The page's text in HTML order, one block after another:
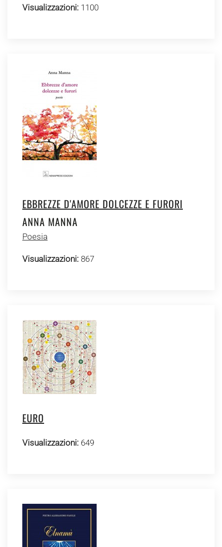
Visualizzazioni: 1100
EBBREZZE D'AMORE DOLCEZZE E FURORI
ANNA MANNA
Poesia
Visualizzazioni: 867
EURO
Visualizzazioni: 649